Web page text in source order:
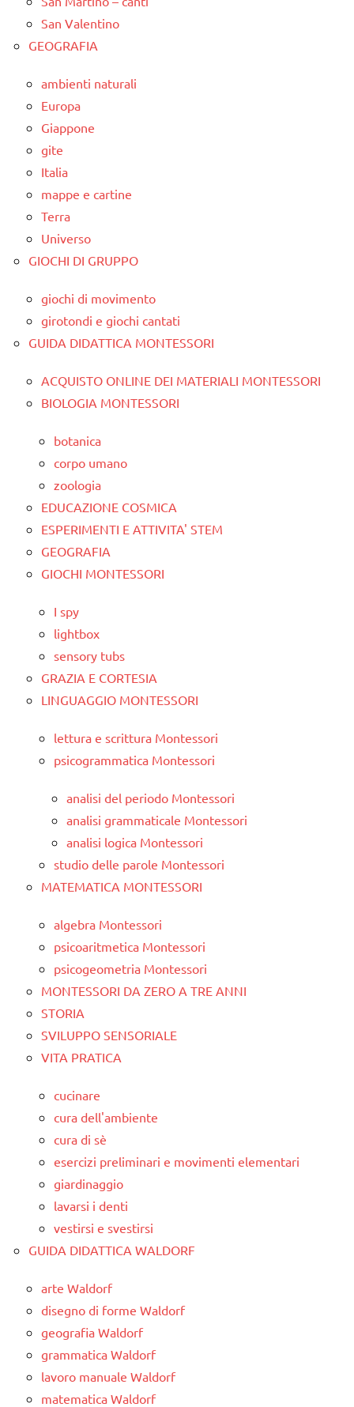
San Valentino
GEOGRAFIA
ambienti naturali
Europa
Giappone
gite
Italia
mappe e cartine
Terra
Universo
GIOCHI DI GRUPPO
giochi di movimento
girotondi e giochi cantati
GUIDA DIDATTICA MONTESSORI
ACQUISTO ONLINE DEI MATERIALI MONTESSORI
BIOLOGIA MONTESSORI
botanica
corpo umano
zoologia
EDUCAZIONE COSMICA
ESPERIMENTI E ATTIVITA' STEM
GEOGRAFIA
GIOCHI MONTESSORI
I spy
lightbox
sensory tubs
GRAZIA E CORTESIA
LINGUAGGIO MONTESSORI
lettura e scrittura Montessori
psicogrammatica Montessori
analisi del periodo Montessori
analisi grammaticale Montessori
analisi logica Montessori
studio delle parole Montessori
MATEMATICA MONTESSORI
algebra Montessori
psicoaritmetica Montessori
psicogeometria Montessori
MONTESSORI DA ZERO A TRE ANNI
STORIA
SVILUPPO SENSORIALE
VITA PRATICA
cucinare
cura dell'ambiente
cura di sè
esercizi preliminari e movimenti elementari
giardinaggio
lavarsi i denti
vestirsi e svestirsi
GUIDA DIDATTICA WALDORF
arte Waldorf
disegno di forme Waldorf
geografia Waldorf
grammatica Waldorf
lavoro manuale Waldorf
matematica Waldorf